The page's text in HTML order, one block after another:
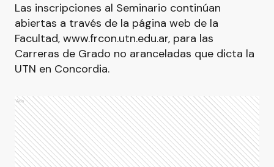
Las inscripciones al Seminario continúan
abiertas a través de la página web de la
Facultad, www.frcon.utn.edu.ar, para las
Carreras de Grado no aranceladas que dicta la
UTN en Concordia.
Ads